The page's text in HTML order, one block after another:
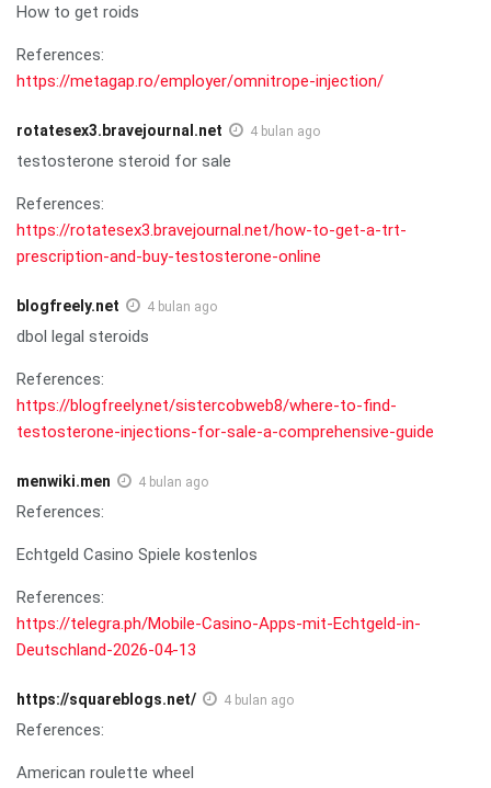
How to get roids
References:
https://metagap.ro/employer/omnitrope-injection/
rotatesex3.bravejournal.net 4 bulan ago
testosterone steroid for sale
References:
https://rotatesex3.bravejournal.net/how-to-get-a-trt-
prescription-and-buy-testosterone-online
blogfreely.net 4 bulan ago
dbol legal steroids
References:
https://blogfreely.net/sistercobweb8/where-to-find-
testosterone-injections-for-sale-a-comprehensive-guide
menwiki.men 4 bulan ago
References:
Echtgeld Casino Spiele kostenlos
References:
https://telegra.ph/Mobile-Casino-Apps-mit-Echtgeld-in-
Deutschland-2026-04-13
https://squareblogs.net/ 4 bulan ago
References:
American roulette wheel